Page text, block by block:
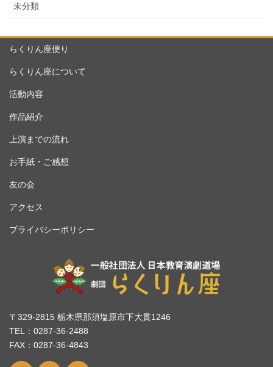
未分類
らくりん座便り
らくりん座について
活動内容
作品紹介
上演までの流れ
お手紙・ご感想
友の会
アクセス
プライバシーポリシー
〒329-2815 栃木県那須塩原市下大貫1246
TEL：0287-36-2488
FAX：0287-36-4843